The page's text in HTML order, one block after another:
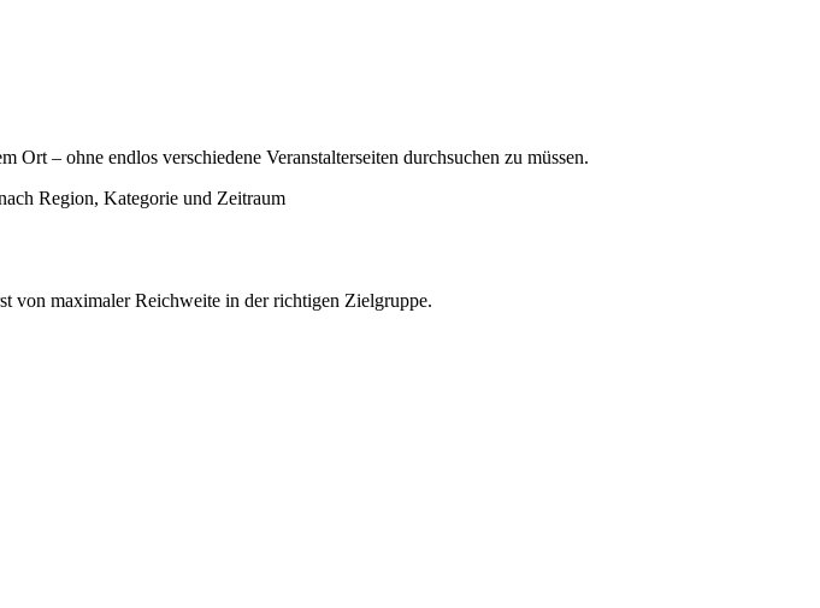
– ohne endlos verschiedene Veranstalterseiten durchsuchen zu müssen.
Region, Kategorie und Zeitraum
von maximaler Reichweite in der richtigen Zielgruppe.